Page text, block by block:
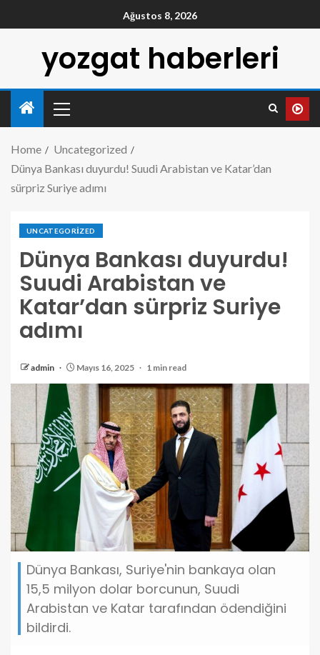
Ağustos 8, 2026
yozgat haberleri
Home
Uncategorized
Dünya Bankası duyurdu! Suudi Arabistan ve Katar’dan
sürpriz Suriye adımı
UNCATEGORIZED
Dünya Bankası duyurdu!
Suudi Arabistan ve
Katar’dan sürpriz Suriye
adımı
admin Mayıs 16, 2025 1 min read
Dünya Bankası, Suriye'nin bankaya olan
15,5 milyon dolar borcunun, Suudi
Arabistan ve Katar tarafından ödendiğini
bildirdi.